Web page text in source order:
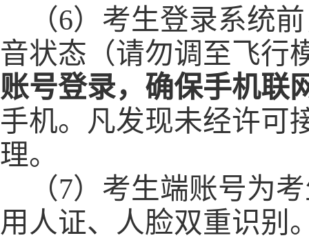
（6） 考生登录系统
音状态（请勿调至飞行
账号登录，确保手机联
手机。凡发现未经许可
理。
（7）考生端账号为
用人证、人脸双重识别